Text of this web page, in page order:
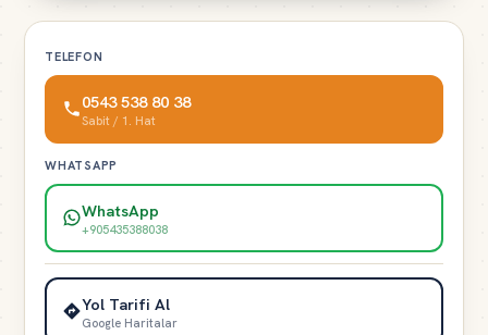
TELEFON
0543 538 80 38
Sabit / 1. Hat
WHATSAPP
WhatsApp
+905435388038
Yol Tarifi Al
Google Haritalar